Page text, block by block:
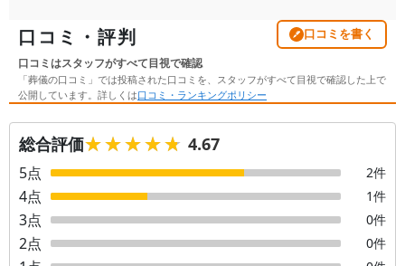
口コミ・評判 口コミを書く
口コミはスタッフがすべて目視で確認
「葬儀の口コミ」では投稿された口コミを、スタッフがすべて目視で確認した上で
公開しています。詳しくは口コミ・ランキングポリシー
総合評価★★★★★
★★★★★ 4.67
5点 2件
4点 1件
3点 0件
2点 0件